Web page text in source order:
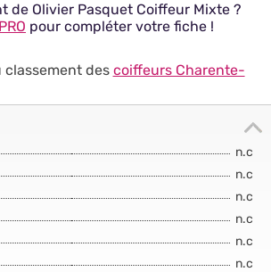
de Olivier Pasquet Coiffeur Mixte ?
pour compléter votre fiche !
des coiffeurs Charente-
n.c
n.c
n.c
n.c
n.c
n.c